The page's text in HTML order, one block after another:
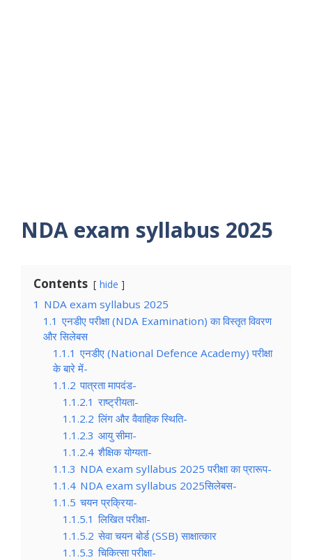
NDA exam syllabus 2025
Contents hide
1 NDA exam syllabus 2025
1.1 एनडीए परीक्षा (NDA Examination) का विस्तृत विवरण
और सिलेबस
1.1.1 एनडीए (National Defence Academy) परीक्षा
के बारे में-
1.1.2 पात्रता मापदंड-
1.1.2.1 राष्ट्रीयता-
1.1.2.2 लिंग और वैवाहिक स्थिति-
1.1.2.3 आयु सीमा-
1.1.2.4 शैक्षिक योग्यता-
1.1.3 NDA exam syllabus 2025 परीक्षा का प्रारूप-
1.1.4 NDA exam syllabus 2025सिलेबस-
1.1.5 चयन प्रक्रिया-
1.1.5.1 लिखित परीक्षा-
1.1.5.2 सेवा चयन बोर्ड (SSB) साक्षात्कार
1.1.5.3 चिकित्सा परीक्षा-